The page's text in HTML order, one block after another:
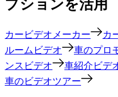
プションを活用
カービデオメーカー カ
ルームビデオ
車のプロ
ンスビデオ
車紹介ビデ
車のビデオツアー